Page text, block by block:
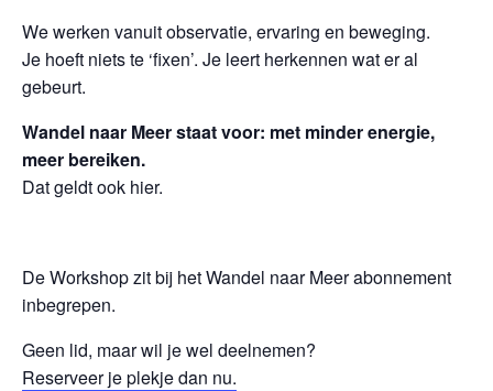
We werken vanuit observatie, ervaring en beweging.
Je hoeft niets te ‘fixen’. Je leert herkennen wat er al
gebeurt.
Wandel naar Meer staat voor: met minder energie,
meer bereiken.
Dat geldt ook hier.
De Workshop zit bij het Wandel naar Meer abonnement
inbegrepen.
Geen lid, maar wil je wel deelnemen?
Reserveer je plekje dan nu.